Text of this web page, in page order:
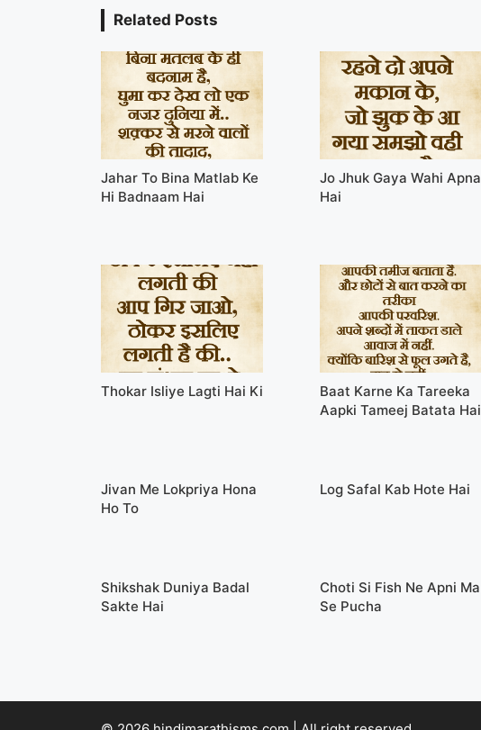
Related Posts
Jahar To Bina Matlab Ke
Hi Badnaam Hai
Jo Jhuk Gaya Wahi Apna
Hai
Thokar Isliye Lagti Hai Ki
Baat Karne Ka Tareeka
Aapki Tameej Batata Hai
Jivan Me Lokpriya Hona
Ho To
Log Safal Kab Hote Hai
Shikshak Duniya Badal
Sakte Hai
Choti Si Fish Ne Apni Ma
Se Pucha